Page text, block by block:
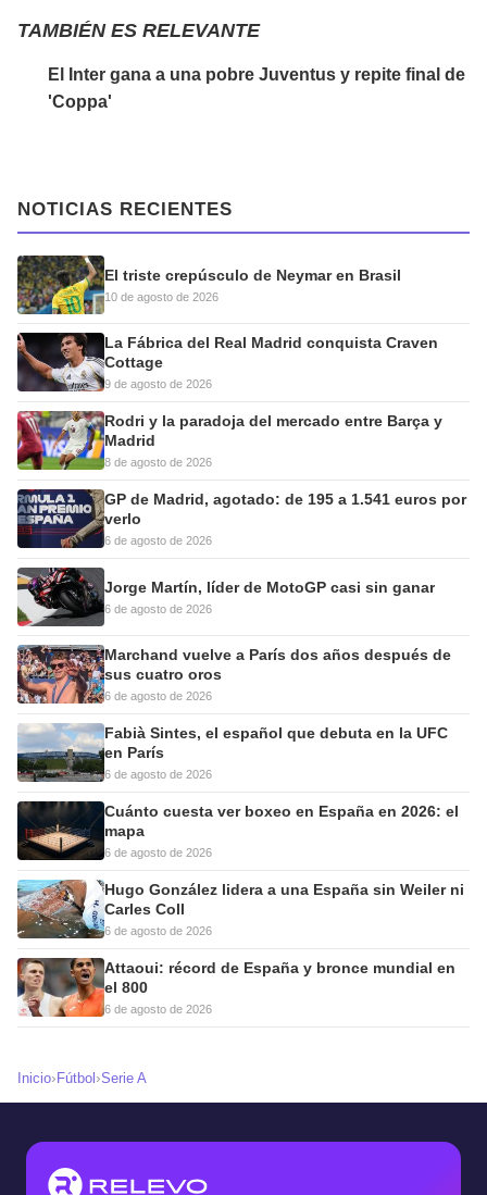
TAMBIÉN ES RELEVANTE
El Inter gana a una pobre Juventus y repite final de
'Coppa'
NOTICIAS RECIENTES
El triste crepúsculo de Neymar en Brasil
10 de agosto de 2026
La Fábrica del Real Madrid conquista Craven
Cottage
9 de agosto de 2026
Rodri y la paradoja del mercado entre Barça y
Madrid
8 de agosto de 2026
GP de Madrid, agotado: de 195 a 1.541 euros por
verlo
6 de agosto de 2026
Jorge Martín, líder de MotoGP casi sin ganar
6 de agosto de 2026
Marchand vuelve a París dos años después de
sus cuatro oros
6 de agosto de 2026
Fabià Sintes, el español que debuta en la UFC
en París
6 de agosto de 2026
Cuánto cuesta ver boxeo en España en 2026: el
mapa
6 de agosto de 2026
Hugo González lidera a una España sin Weiler ni
Carles Coll
6 de agosto de 2026
Attaoui: récord de España y bronce mundial en
el 800
6 de agosto de 2026
Inicio› Fútbol ›Serie A